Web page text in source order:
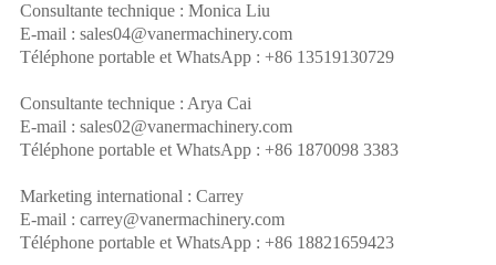
Consultante technique : Monica Liu
E-mail : sales04@vanermachinery.com
Téléphone portable et WhatsApp : +86 13519130729
Consultante technique : Arya Cai
E-mail : sales02@vanermachinery.com
Téléphone portable et WhatsApp : +86 1870098 3383
Marketing international : Carrey
E-mail : carrey@vanermachinery.com
Téléphone portable et WhatsApp : +86 18821659423